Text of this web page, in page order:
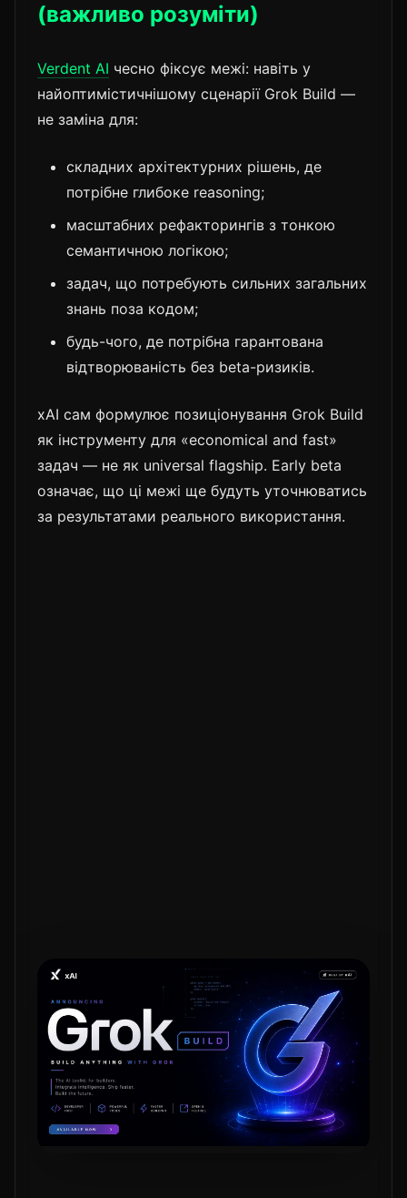
(важливо розуміти)
Verdent AI чесно фіксує межі: навіть у
найоптимістичнішому сценарії Grok Build —
не заміна для:
складних архітектурних рішень, де
потрібне глибоке reasoning;
масштабних рефакторингів з тонкою
семантичною логікою;
задач, що потребують сильних загальних
знань поза кодом;
будь-чого, де потрібна гарантована
відтворюваність без beta-ризиків.
xAI сам формулює позиціонування Grok Build
як інструменту для «economical and fast»
задач — не як universal flagship. Early beta
означає, що ці межі ще будуть уточнюватись
за результатами реального використання.